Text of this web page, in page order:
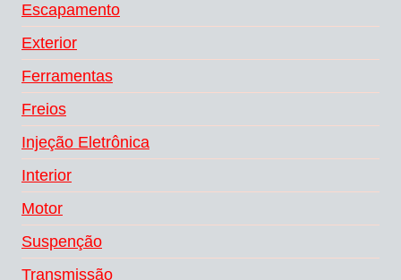
Escapamento
Exterior
Ferramentas
Freios
Injeção Eletrônica
Interior
Motor
Suspenção
Transmissão